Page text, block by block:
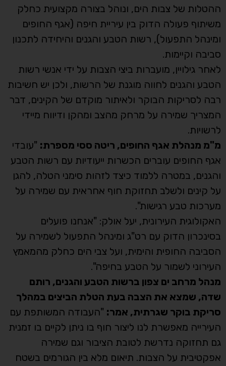
ההטלות של צבות הים, ונוהל בצורה מקצועית כחלק
משיתוף פעולה הדוק בין עיריית חיפה (אגף החופים
ומינהל התפעול), רשות הטבע והגנים והיחידה לתכנון
סביבה וקיימות.
לאחר גילויין, מועברות ביצי הצבות על ידי אנשי רשות
הטבע והגנים לחווה מוגנת של הרשות, ולכן יש חשיבות
רבה לסריקות הבוקר ולאיתור מוקדם של הקינים, דבר
המצריך שמירה על מרחק מהצב ומהקן ודיווח מיידי
לרשויות.
מ"מ מנהלת אגף החופים, ריטה ססי מספרת: "עובדי
אגף החופים עוברים הכשרות ייעודיות עם רשות הטבע
והגנים, במטרה ללמוד כיצד לזהות סימני הטלה, להגן
על קינים ולשלב תחזוקת חוף אחראית עם שמירה על
מערכות טבע רגישות".
האקולוגית העירונית, יעל אולק: "אנחנו פועלים
בסינכרון הדוק עם רט"ג ומינהל התפעול לשמירה על
הסביבה החופית והימית, ועל צבי הים כחלק מהמאמץ
העירוני לשמור על הטבע בחיפה".
מנהל מרחב ים צפון ברשות הטבע והגנים, רותם
שדה, שמצא את הצבה בעת הטלת הביצים במהלך
סריקת בוקר שגרתית, אמר: "העבודה המשותפת עם
העירייה מאפשרת לנו ליצור חוף בו ניתן לקיים בו זמנית
גם תחזוקה נדרשת לטובת הציבור וגם שמירה
אפקטיבית על הצבות. תיאום מלא בין הגורמים בשטח